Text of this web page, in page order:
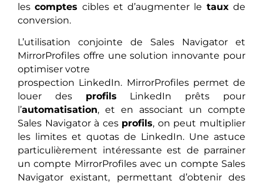
lescomptes cibles et d’augmenter le tauxde
conversion.
L’utilisation conjointe de Sales Navigator et
MirrorProfiles offre une solution innovante pour
optimiser votre
prospection LinkedIn. MirrorProfiles permet de
louer des profils LinkedIn prêts pour
l’automatisation, et en associant un compte
Sales Navigator à ces profils, on peut multiplier
les limites et quotas de LinkedIn. Une astuce
particulièrement intéressante est de parrainer
un compte MirrorProfiles avec un compte Sales
Navigator existant, permettant d’obtenir des